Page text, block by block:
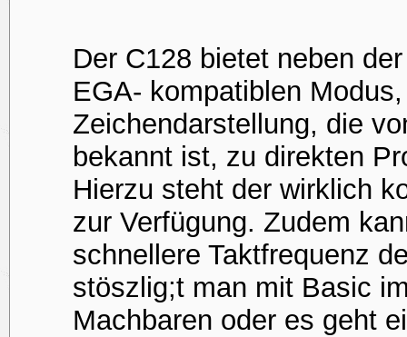
Der C128 bietet neben
EGA- kompatiblen
Zeichendarstellung, die
bekannt ist, zu direkten
Hierzu steht der wirklich
zur Verfügung. Zudem
schnellere Taktfrequenz
stöszlig;t man mit Basic
Machbaren oder es geht